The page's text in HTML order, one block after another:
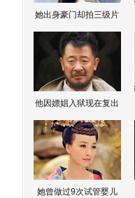
她出身豪门却拍三级片
他因嫖娼入狱现在复出
她曾做过9次试管婴儿